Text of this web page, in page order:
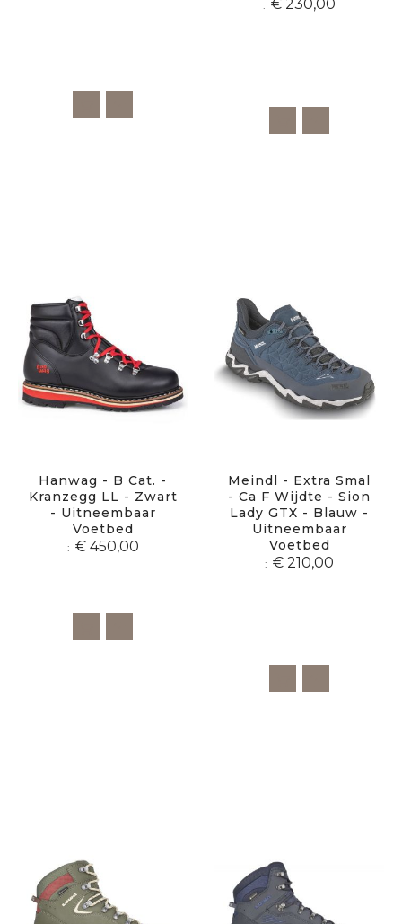
€ 230,00
Hanwag - B Cat. -
Kranzegg LL - Zwart
- Uitneembaar
Voetbed
€ 450,00
Meindl - Extra Smal
- Ca F Wijdte - Sion
Lady GTX - Blauw -
Uitneembaar
Voetbed
€ 210,00